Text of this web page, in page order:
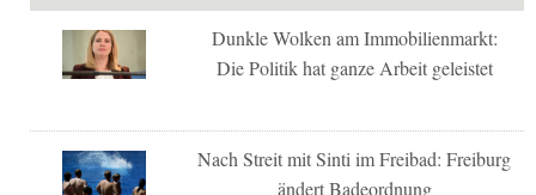
Dunkle Wolken am Immobilienmarkt:
Die Politik hat ganze Arbeit geleistet
Nach Streit mit Sinti im Freibad: Freiburg
ändert Badeordnung